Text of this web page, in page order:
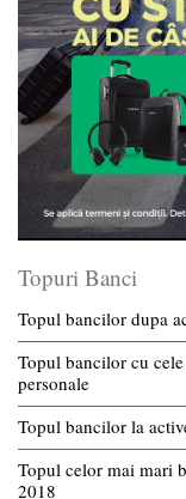
Topuri Banci
Topul bancilor dupa
Topul bancilor cu
personale
Topul bancilor la
Topul celor mai mari
2018